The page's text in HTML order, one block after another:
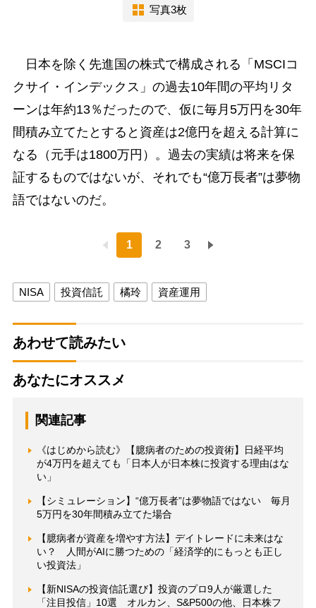
写真3枚
日本を除く先進国の株式で構成される「MSCIコ
クサイ・インデックス」の過去10年間の平均リタ
ーンは年約13％だったので、仮に毎月5万円を30年
間積み立てたとすると資産は2億円を超える計算に
なる（元手は1800万円）。過去の実績は将来を保
証するものではないが、それでも“億万長者”は夢物
語ではないのだ。
1 2 3
NISA 投資信託 橘玲 資産運用
あわせて読みたい
あなたにオススメ
関連記事
《はじめから読む》【臆病者のための投資術】日経平均
が4万円を超えても「日本人が日本株に投資する理由はな
い」
【シミュレーション】“億万長者”は夢物語ではない 毎月
5万円を30年間積み立てた場合
【臆病者が資産を増やす方法】デイトレードに未来はな
い？ 人間がAIに勝つための「経済学的にもっとも正し
い投資法」
【新NISAの投資信託選び】投資のプロ9人が厳選した
「注目投信」10選 オルカン、S&P500の他、日本株フ